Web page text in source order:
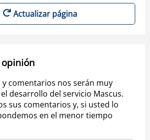
Actualizar página
opinión
y comentarios nos serán muy
desarrollo del servicio Mascus.
sus comentarios y, si usted lo
en el menor tiempo